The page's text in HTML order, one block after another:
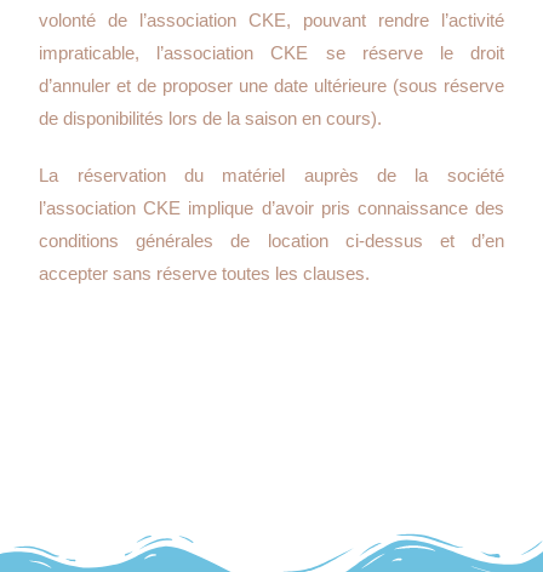
volonté de l’association CKE, pouvant rendre l’activité
impraticable, l’association CKE se réserve le droit
d’annuler et de proposer une date ultérieure (sous réserve
de disponibilités lors de la saison en cours).
La réservation du matériel auprès de la société
l’association CKE implique d’avoir pris connaissance des
conditions générales de location ci-dessus et d’en
accepter sans réserve toutes les clauses.